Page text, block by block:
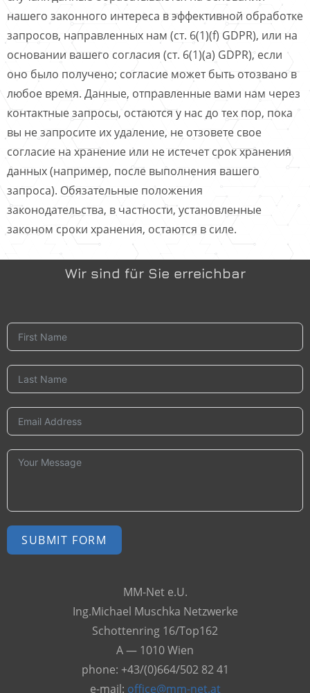
нашего законного интереса в эффективной обработке
запросов, направленных нам (ст. 6(1)(f) GDPR), или на
основании вашего согласия (ст. 6(1)(a) GDPR), если
оно было получено; согласие может быть отозвано в
любое время. Данные, отправленные вами нам через
контактные запросы, остаются у нас до тех пор, пока
вы не запросите их удаление, не отзовете свое
согласие на хранение или не истечет срок хранения
данных (например, после выполнения вашего
запроса). Обязательные положения
законодательства, в частности, установленные
законом сроки хранения, остаются в силе.
Wir sind für Sie erreichbar
SUBMIT FORM
MM-Net e.U.
Ing.Michael Muschka Netzwerke
Schottenring 16/Top162
A — 1010 Wien
phone: +43/(0)664/502 82 41
e-mail: office@mm-net.at